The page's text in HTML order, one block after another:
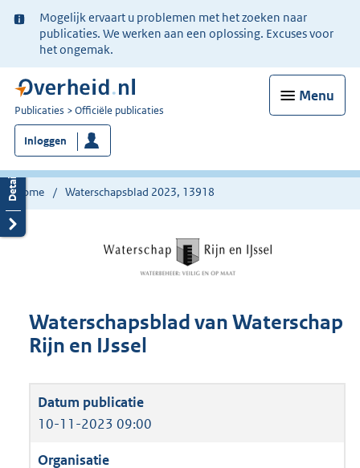
Ter
informatie:
Mogelijk ervaart u problemen met het zoeken naar
publicaties. We werken aan een oplossing. Excuses voor
het ongemak.
Menu
U
bent
nu
hier:
Publicaties Officiële publicaties
Inloggen
Home Waterschapsblad 2023, 13918
Waterschapsblad van Waterschap
Rijn en IJssel
10-11-2023 09:00